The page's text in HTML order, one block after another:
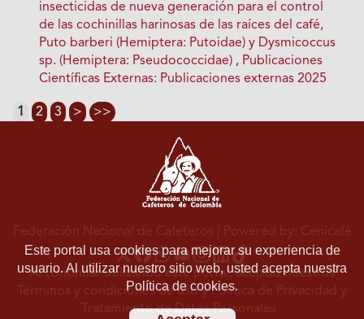
insecticidas de nueva generación para el control
de las cochinillas harinosas de las raíces del café,
Puto barberi (Hemiptera: Putoidae) y Dysmicoccus
sp. (Hemiptera: Pseudococcidae) , Publicaciones
Científicas Externas: Publicaciones externas 2025
1 2 3 > >>
Este portal usa cookies para mejorar su experiencia de
usuario. Al utilizar nuestro sitio web, usted acepta nuestra
Política de cookies.
Federación Nacional de Cafeteros | Powered by: Cenicafé
Al continuar utilizando este portal, aceptas nuestros
Términos y condiciones de usoyPolítica de Privacidad y
Tratamiento de Datos Personales